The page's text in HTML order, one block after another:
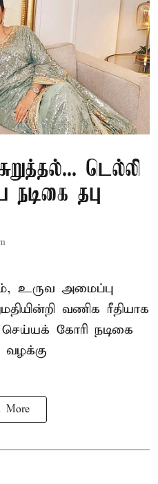
டெல்லி
தபு
உருவ அமைப்பு
வணிக ரீதியாக
கோரி நடிகை
வழக்கு
More